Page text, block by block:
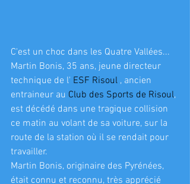
C'est un choc dans les Quatre Vallées...
Martin Bonis, 35 ans, jeune directeur
technique de l' ESF Risoul , ancien
entraineur au Club des Sports de Risoul,
est décédé dans une tragique collision
ce matin au volant de sa voiture, sur la
route de la station où il se rendait pour
travailler.
Martin Bonis, originaire des Pyrénées,
était connu et reconnu, très apprécié